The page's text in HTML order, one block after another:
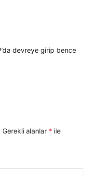
devreye girip bence
Gerekli alanlar * ile